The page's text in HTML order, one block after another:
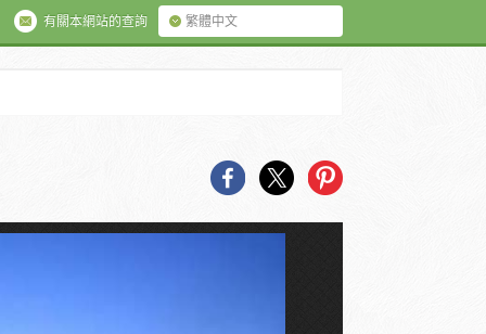
繁體中文
有關本網站的查詢